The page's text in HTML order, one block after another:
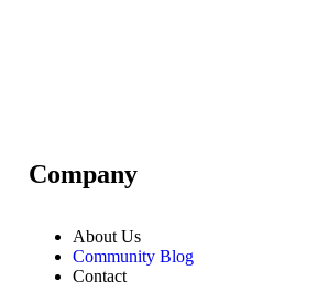
Company
About Us
Community Blog
Contact